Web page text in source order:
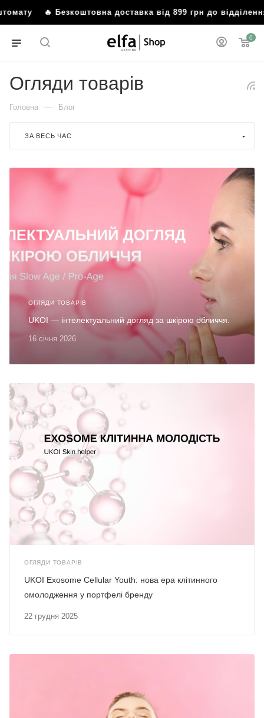
Безкоштовна доставка від 899 грн до відділення або
0
Огляди товарів
Головна — Блог
ЗА ВЕСЬ ЧАС
ОГЛЯДИ ТОВАРІВ
16 січня 2026
UKOI — інтелектуальний догляд за шкірою обличчя.
ОГЛЯДИ ТОВАРІВ
22 грудня 2025
UKOI Exosome Cellular Youth: нова ера клітинного
омолодження у портфелі бренду